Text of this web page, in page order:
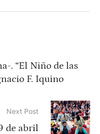
. “El Niño de las
F. Iquino
Next Post
de abril